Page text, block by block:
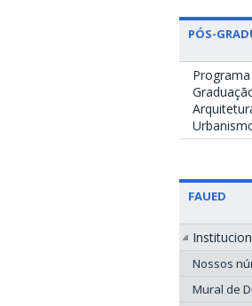
PÓS-
FAUED
Nossos
Mural de